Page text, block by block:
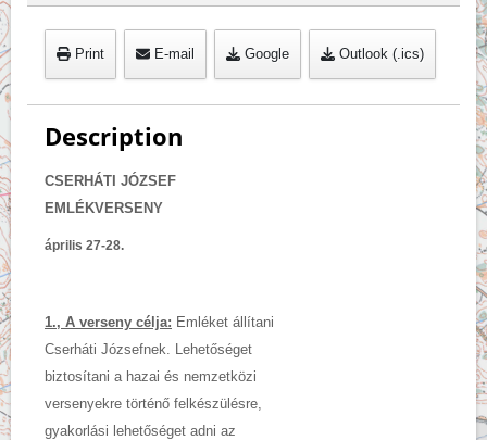
Print E-mail Google Outlook (.ics)
Description
CSERHÁTI JÓZSEF
EMLÉKVERSENY
április 27-28.
1., A verseny célja: Emléket állítani
Cserháti Józsefnek. Lehetőséget
biztosítani a hazai és nemzetközi
versenyekre történő felkészülésre,
gyakorlási lehetőséget adni az